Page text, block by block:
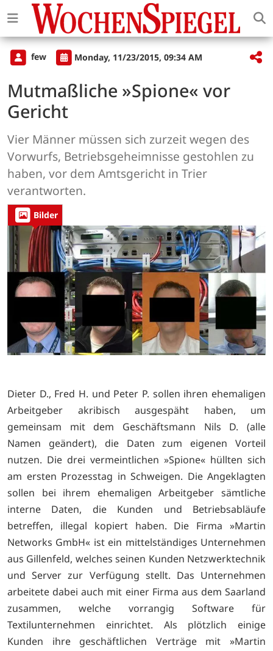
few Monday, 11/23/2015, 09:34 AM
Mutmaßliche »Spione« vor
Gericht
Vier Männer müssen sich zurzeit wegen des
Vorwurfs, Betriebsgeheimnisse gestohlen zu
haben, vor dem Amtsgericht in Trier
verantworten.
Bilder
Dieter D., Fred H. und Peter P. sollen ihren ehemaligen
Arbeitgeber akribisch ausgespäht haben, um
gemeinsam mit dem Geschäftsmann Nils D. (alle
Namen geändert), die Daten zum eigenen Vorteil
nutzen. Die drei vermeintlichen »Spione« hüllten sich
am ersten Prozesstag in Schweigen. Die Angeklagten
sollen bei ihrem ehemaligen Arbeitgeber sämtliche
interne Daten, die Kunden und Betriebsabläufe
betreffen, illegal kopiert haben. Die Firma »Martin
Networks GmbH« ist ein mittelständiges Unternehmen
aus Gillenfeld, welches seinen Kunden Netzwerktechnik
und Server zur Verfügung stellt. Das Unternehmen
arbeitete dabei auch mit einer Firma aus dem Saarland
zusammen, welche vorrangig Software für
Textilunternehmen einrichtet. Als plötzlich einige
Kunden ihre geschäftlichen Verträge mit »Martin